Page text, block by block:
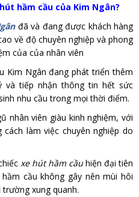
hầm cầu của Kim Ngân?
đã và đang được khách hàng
về độ chuyên nghiệp và phong
của của nhân viên
Kim Ngân đang phát triển thêm
và tiếp nhận thông tin hết sức
nhu cầu trong mọi thời điểm.
nhân viên giàu kinh nghiệm, với
làm việc chuyên nghiệp do
xe hút hầm cầuhiện đại tiên
cầu không gây nên mùi hôi
xung quanh.